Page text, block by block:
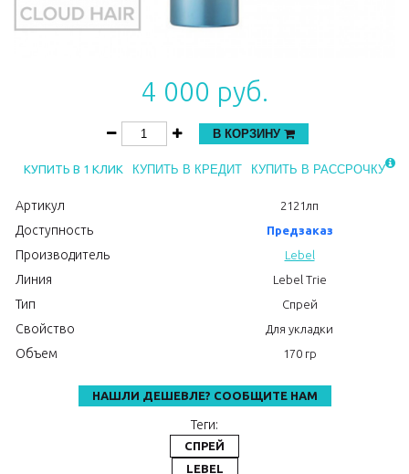
4 000 руб.
В КОРЗИНУ
КУПИТЬ В 1 КЛИК КУПИТЬ В КРЕДИТ КУПИТЬ В РАССРОЧКУ
Артикул 2121лп
Доступность Предзаказ
Производитель Lebel
Линия Lebel Trie
Тип Спрей
Свойство Для укладки
Объем 170 гр
НАШЛИ ДЕШЕВЛЕ? СООБЩИТЕ НАМ
Теги:
СПРЕЙ
LEBEL